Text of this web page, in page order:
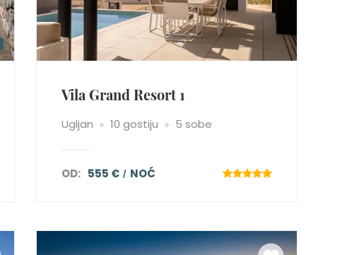
Vila Grand Resort 1
Ugljan 10 gostiju 5 sobe
OD: 555 € NOĆ